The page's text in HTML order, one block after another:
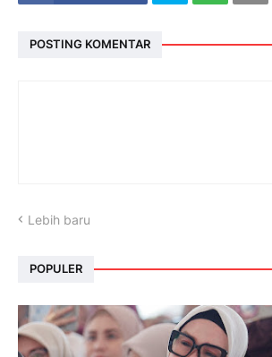
POSTING KOMENTAR
Lebih baru
POPULER